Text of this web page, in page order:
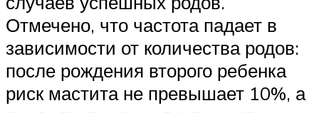
Отмечено, что частота падает в
зависимости от количества родов:
после рождения второго ребенка
риск мастита не превышает 10%, а